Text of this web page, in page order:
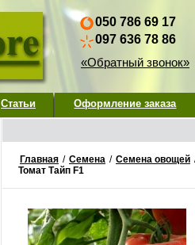
050 786 69 17
097 636 78 86
«Обратный звонок»
Статьи Оформление заказа
Главная / Семена / Семена овощей
Томат Тайп F1